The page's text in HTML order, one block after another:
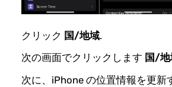
クリック 国/地域.
次の画面でクリックします 国/地
次に、iPhone の位置情報を更新